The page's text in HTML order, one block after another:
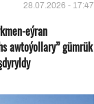
28.07.2026 - 17:47
eýran
awtoýollary” gümrük